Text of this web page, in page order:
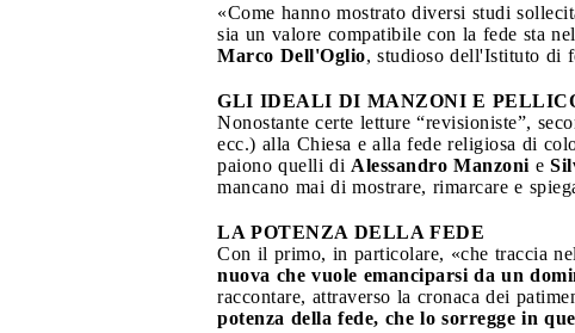
«Come hanno mostrato diversi studi
sia un valore compatibile con la fede sta
Marco Dell'Oglio, studioso dell'Istituto di
GLI IDEALI DI MANZONI E
Nonostante certe letture “revisioniste”,
ecc.) alla Chiesa e alla fede religiosa di
paiono quelli di Alessandro Manzoni e
mancano mai di mostrare, rimarcare e
LA POTENZA DELLA FEDE
Con il primo, in particolare, «che traccia
nuova che vuole emanciparsi da un
raccontare, attraverso la cronaca dei
potenza della fede, che lo sorregge in